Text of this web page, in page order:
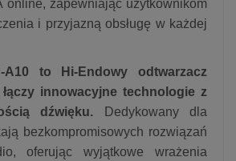
online, zapewniając użytkownikom
i przyjazną obsługę w każdej
A10 to Hi-Endowy odtwarzacz
innowacyjne technologie z
dźwięku. Dedykowany dla
bezkompromisowych rozwiązań
oferując wyjątkowe wrażenia